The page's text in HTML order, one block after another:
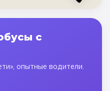
с
опытные водители.